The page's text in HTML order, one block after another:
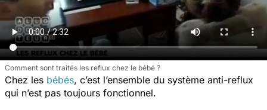
Comment sont traités les reflux chez le bébé ?
Chez les bébés, c’est l’ensemble du système anti-reflux
qui n’est pas toujours fonctionnel.